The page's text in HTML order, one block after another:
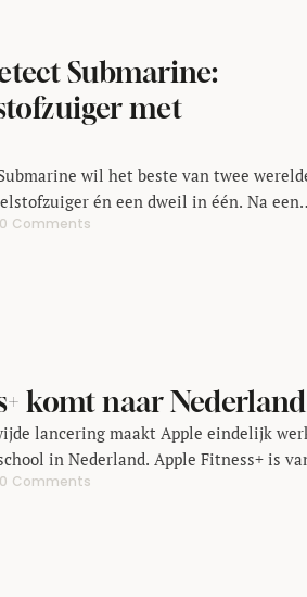
Submarine:
met
wil het beste van twee
én een dweil in één. Na een
huishouden met kinderen blijkt het
0 Comments
komt naar Nederland
lancering maakt Apple eindelijk
in Nederland. Apple Fitness+ is
in ons land en wordt in nog eens 27
0 Comments